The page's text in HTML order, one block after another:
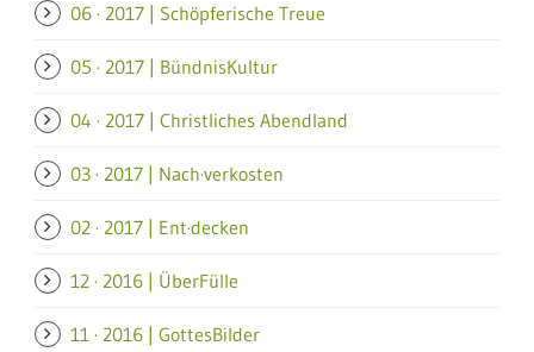
06 · 2017 | Schöpferische Treue
05 · 2017 | BündnisKultur
04 · 2017 | Christliches Abendland
03 · 2017 | Nach·verkosten
02 · 2017 | Ent·decken
12 · 2016 | ÜberFülle
11 · 2016 | GottesBilder